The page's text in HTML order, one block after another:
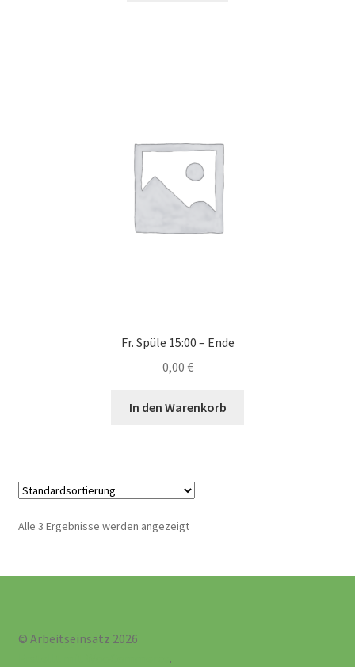
Fr. Spüle 15:00 – Ende
0,00 €
In den Warenkorb
Alle 3 Ergebnisse werden angezeigt
© Arbeitseinsatz 2026
.